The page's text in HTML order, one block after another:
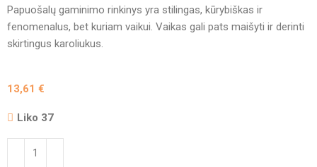
Papuošalų gaminimo rinkinys yra stilingas, kūrybiškas ir
fenomenalus, bet kuriam vaikui. Vaikas gali pats maišyti ir derinti
skirtingus karoliukus.
13,61€
Liko 37